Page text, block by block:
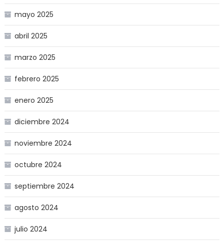
mayo 2025
abril 2025
marzo 2025
febrero 2025
enero 2025
diciembre 2024
noviembre 2024
octubre 2024
septiembre 2024
agosto 2024
julio 2024